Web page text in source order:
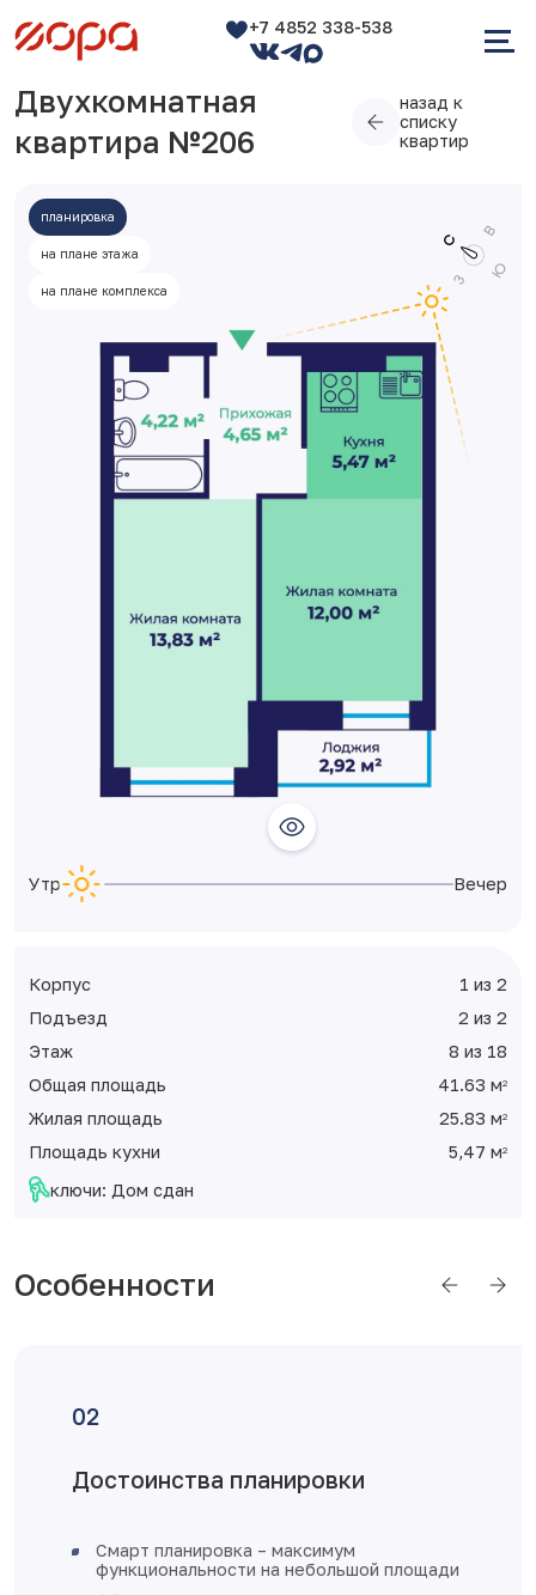
+7 4852 338-538
Двухкомнатная
квартира №206
назад к
списку
квартир
планировка
на плане этажа
на плане комплекса
Утро Вечер
Корпус
1 из 2
Подъезд
2 из 2
Этаж
8 из 18
Общая площадь
41.63 м2
Жилая площадь 25.83 м2
Площадь кухни 5,47 м2
ключи: Дом сдан
Особенности
площади
Отделка от
железная входная
увеличенное